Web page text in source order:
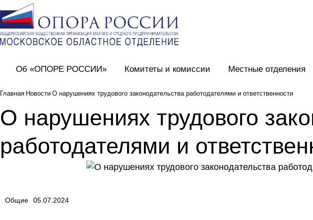
Об «ОПОРЕ РОССИИ» Комитеты и комиссии Местные отделения
Главная Новости О нарушениях трудового законодательства работодателями и ответственности
О нарушениях трудового
работодателями и
Общие 05.07.2024